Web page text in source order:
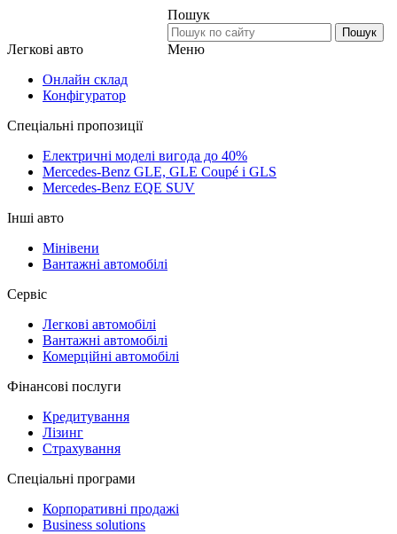
Пошук
Пошук
Меню
Легкові авто
Онлайн склад
Конфігуратор
Спеціальні пропозиції
Електричні моделі вигода до 40%
Mercedes-Benz GLE, GLE Coupé і GLS
Mercedes-Benz EQE SUV
Інші авто
Мінівени
Вантажні автомобілі
Сервіс
Легкові автомобілі
Вантажні автомобілі
Комерційні автомобілі
Фінансові послуги
Кредитування
Лізинг
Страхування
Спеціальні програми
Корпоративні продажі
Business solutions